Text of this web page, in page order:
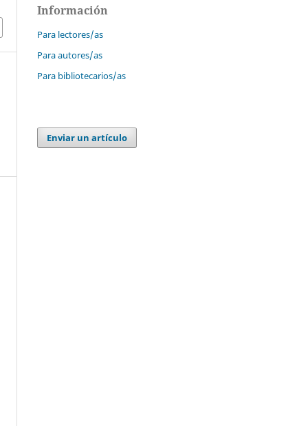
Información
Para lectores/as
Para autores/as
Para bibliotecarios/as
Enviar un artículo